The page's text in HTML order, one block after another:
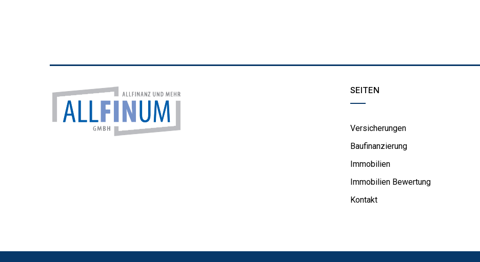
SEITEN
Versicherungen
Baufinanzierung
Immobilien
Immobilien Bewertung
Kontakt